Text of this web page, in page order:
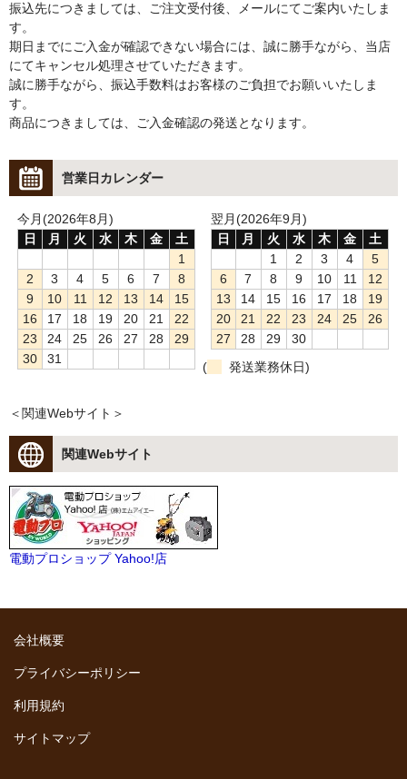
振込先につきましては、ご注文受付後、メールにてご案内いたしま
す。
期日までにご入金が確認できない場合には、誠に勝手ながら、当店
にてキャンセル処理させていただきます。
誠に勝手ながら、振込手数料はお客様のご負担でお願いいたしま
す。
商品につきましては、ご入金確認の発送となります。
営業日カレンダー
今月(2026年8月)
日
月 火 水 木 金
土
1
2
3 4 5 6 7
8
9
10 11 12 13 14
15
16
17 18 19 20 21
22
23
24 25 26 27 28
29
30
31
翌月(2026年9月)
日
月 火 水 木 金
土
1
2 3 4
5
6
7 8 9 10 11
12
13
14 15 16 17 18
19
20
21 22 23 24 25
26
27
28 29
30
(
発送業務休日)
＜関連Webサイト＞
関連Webサイト
電動プロショップ Yahoo!店
会社概要
プライバシーポリシー
利用規約
サイトマップ